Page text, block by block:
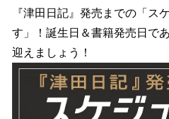
『津田日記』発売までの「ス
す」！誕生日＆書籍発売日で
迎えましょう！